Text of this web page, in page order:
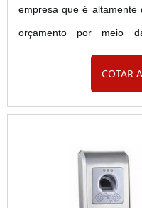
empresa que é altamente
orçamento por meio
descobrindo a líder da
questão é comprar
apartamento do
COMPRAR FECHADURA
COTAR